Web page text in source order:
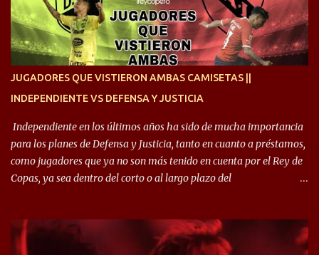
hincha”. 🎙️“El equipo hizo un gran trabajo, quedó demostrado en el
resultado. Es nuestro segundo partido, en la pretemporada nos
enfocamos en la preparación física. El grupo está encontrando la
idea que quiere el técnico y eso es importante para todos”.
JUGADORES QUE VISTIERON AMBAS CAMISETAS ||
INDEPENDIENTE VS DEFENSA Y JUSTICIA
Independiente en los últimos años ha sido de mucha importancia
para los planes de Defensa y Justicia, tanto en cuanto a préstamos,
como jugadores que ya no son más tenido en cuenta por el Rey de
Copas, ya sea dentro del corto o al largo plazo del
Halcón de Varela, como lo es Brian Romero, quien paso a
préstamo allí durante el último mercado de pases y ha rendido de